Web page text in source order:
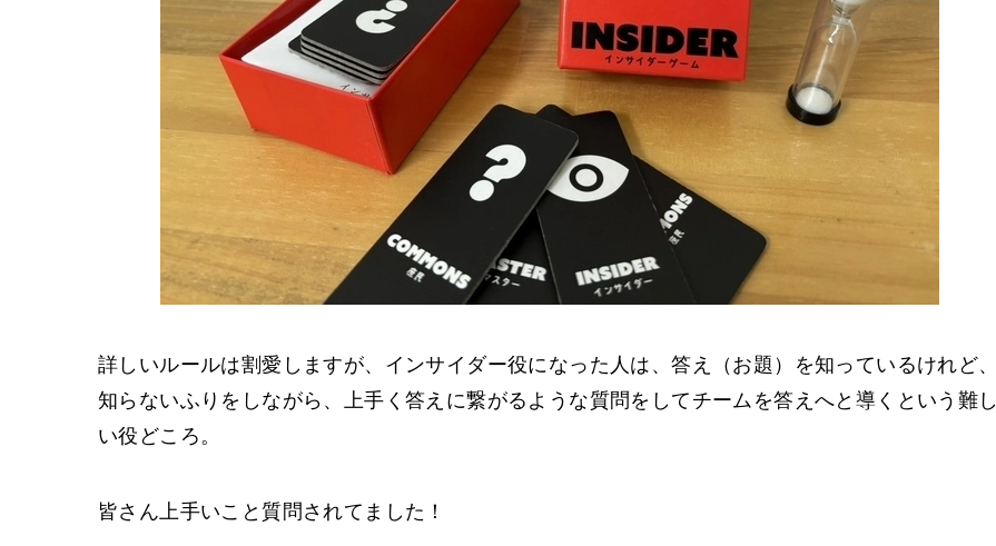
詳しいルールは割愛しますが、インサイダー役になった人は、答え（お題）を知っているけれど、
知らないふりをしながら、上手く答えに繋がるような質問をしてチームを答えへと導くという難し
い役どころ。
皆さん上手いこと質問されてました！